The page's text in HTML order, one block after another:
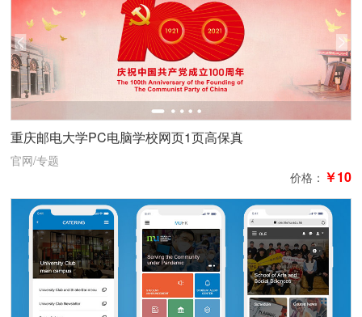
重庆邮电大学PC电脑学校网页1页高保真
官网/专题
价格： ￥10